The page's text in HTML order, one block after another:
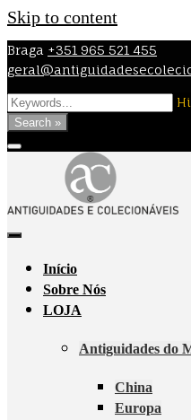
Skip to content
Braga +351 965 521 455
Search »
Início
Sobre Nós
LOJA
Antiguidades do
China
Europa